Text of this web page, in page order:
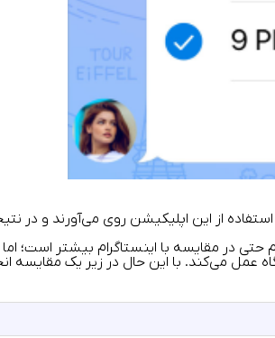
استفاده از این اپلیکیشن روی می‌آورند
حتی در مقایسه با اینستاگرام بیشتر است؛
می‌کند. با این حال در زیر یک مقایسه